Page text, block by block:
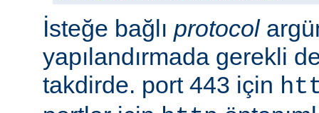
İsteğe bağlı protocol
yapılandırmada gerekli
takdirde. port 443 için